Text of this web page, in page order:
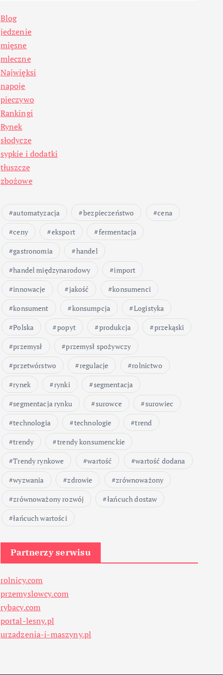
Blog
jedzenie
mięsne
mleczne
Najwięksi
napoje
pieczywo
Rankingi
Rynek
słodycze
sypkie i dodatki
tłuszcze
zbożowe
automatyzacja bezpieczeństwo
cena
ceny
eksport
fermentacja
gastronomia
handel
handel międzynarodowy
import
innowacje
jakość
konsumenci
konsument
konsumpcja
Logistyka
Polska
popyt produkcja
przekąski
przemysł
przemysł spożywczy
przetwórstwo
regulacje
rolnictwo
rynek
rynki
segmentacja
segmentacja rynku
surowce
surowiec
technologia
technologie
trend
trendy
trendy konsumenckie
Trendy rynkowe
wartość
wartość dodana
wyzwania
zdrowie
zrównoważony
zrównoważony rozwój
łańcuch dostaw
łańcuch wartości
Partnerzy serwisu
rolnicy.com
przemyslowcy.com
rybacy.com
portal-lesny.pl
urzadzenia-i-maszyny.pl